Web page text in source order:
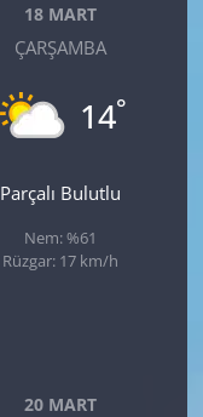
18 MART
ÇARŞAMBA
14°
Parçalı Bulutlu
Nem: %61
Rüzgar: 17 km/h
20 MART